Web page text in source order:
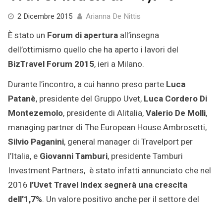
2 Dicembre 201513
2022
Arianna De Nittis
È stato un Forum di apertura all’insegna
dell’ottimismo quello che ha aperto i lavori del
BizTravel Forum 2015, ieri a Milano.
Durante l’incontro, a cui hanno preso parte Luca
Patanè, presidente del Gruppo Uvet, Luca Cordero Di
Montezemolo, presidente di Alitalia,Valerio De Molli,
managing partner di The European House Ambrosetti,
Silvio Paganini, general manager di Travelport per
l’Italia, e Giovanni Tamburi, presidente Tamburi
Investment Partners, è stato infatti annunciato che nel
2016 l’Uvet Travel Index segnerà una crescita
dell’1,7%. Un valore positivo anche per il settore del